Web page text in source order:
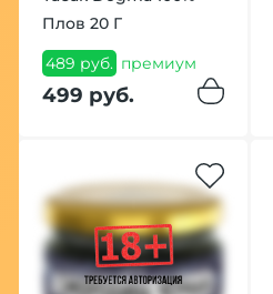
Плов 20 Г
489 руб. премиум
499 руб.